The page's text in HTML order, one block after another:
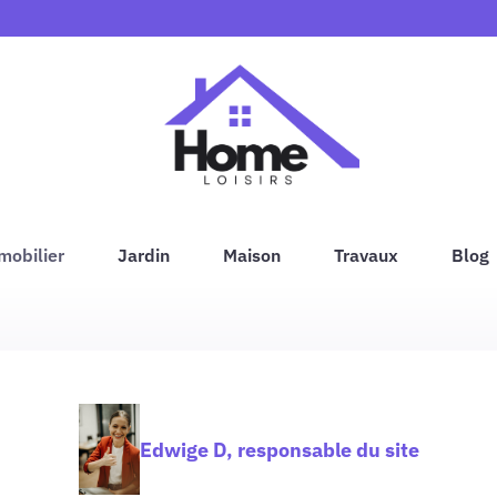
Jardin Maison Travaux Blog
Edwige D, responsable du site